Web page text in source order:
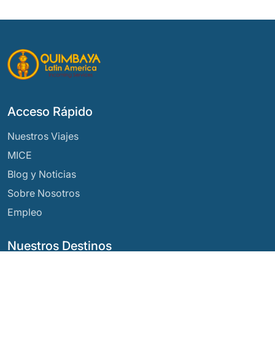
Nuestros Destinos
Acceso Rápido
Nuestros Viajes
MICE
Blog y Noticias
Sobre Nosotros
Empleo